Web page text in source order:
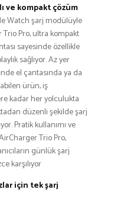
ve kompakt çözüm
Watch şarj modülüyle
Pro, ultra kompakt
sayesinde özellikle
sağlıyor. Az yer
el çantasında ya da
ürün, iş
kadar her yolculukta
düzenli şekilde şarj
Pratik kullanımı ve
Trio Pro,
günlük şarj
karşılıyor
için tek şarj